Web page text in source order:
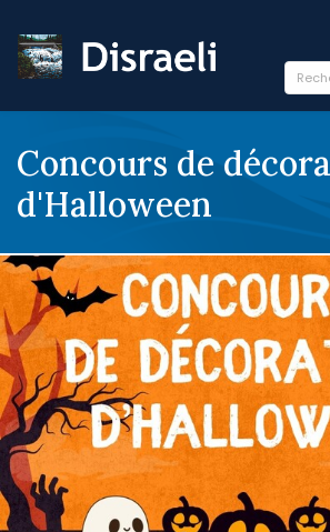
(Municipalité )
Concours de
d'Halloween